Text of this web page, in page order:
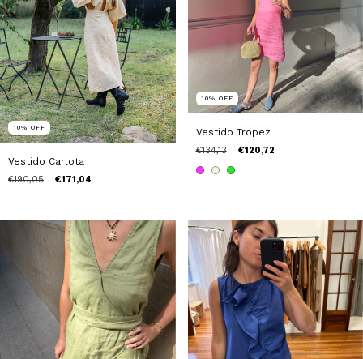
10% OFF
Vestido Carlota
€190,05 €171,04
10% OFF
Vestido Tropez
€134,13 €120,72